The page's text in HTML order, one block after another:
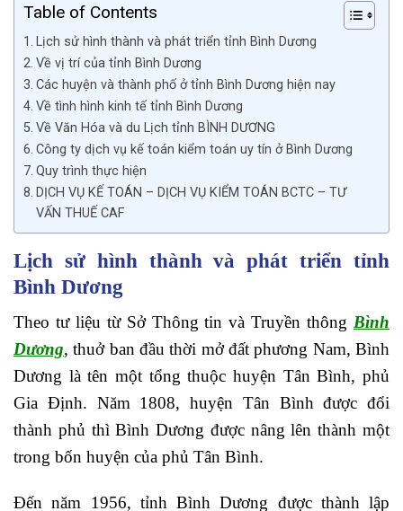
Table of Contents
Lịch sử hình thành và phát triển tỉnh Bình Dương
Về vị trí của tỉnh Bình Dương
Các huyện và thành phố ở tỉnh Bình Dương hiện nay
Về tình hình kinh tế tỉnh Bình Dương
Về Văn Hóa và du Lịch tỉnh BÌNH DƯƠNG
Công ty dịch vụ kế toán kiểm toán uy tín ở Bình Dương
Quy trình thực hiện
DỊCH VỤ KẾ TOÁN – DỊCH VỤ KIỂM TOÁN BCTC – TƯ
VẤN THUẾ CAF
Lịch sử hình thành và phát triển tỉnh
Bình Dương
Theo tư liệu từ Sở Thông tin và Truyền thông Bình
Dương, thuở ban đầu thời mở đất phương Nam, Bình
Dương là tên một tổng thuộc huyện Tân Bình, phủ
Gia Định. Năm 1808, huyện Tân Bình được đổi
thành phủ thì Bình Dương được nâng lên thành một
trong bốn huyện của phủ Tân Bình.
Đến năm 1956, tỉnh Bình Dương được thành lập